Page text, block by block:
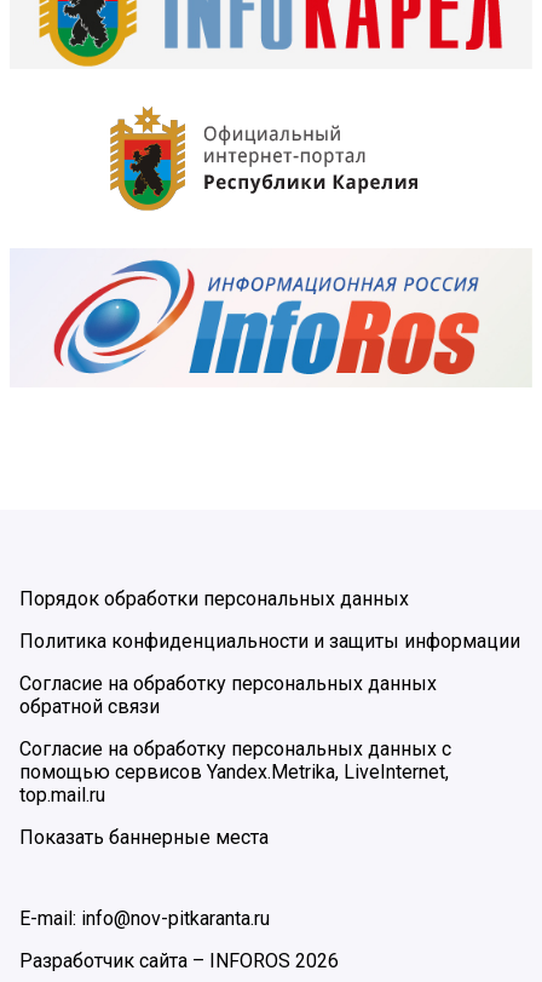
Порядок обработки персональных данных
Политика конфиденциальности и защиты информации
Согласие на обработку персональных данных
обратной связи
Согласие на обработку персональных данных с
помощью сервисов Yandex.Metrika, LiveInternet,
top.mail.ru
Показать баннерные места
E-mail: info@nov-pitkaranta.ru
Разработчик сайта –
INFOROS 2026